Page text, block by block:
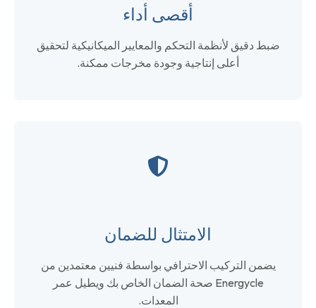
أقصى أداء
ضبط دقيق لأنظمة التحكم والمعايير الميكانيكية لتحقيق
أعلى إنتاجية وجودة مخرجات ممكنة.
الامتثال للضمان
يضمن التركيب الاحترافي بواسطة فنيين معتمدين من
Energycle صحة الضمان الخاص بك ويطيل عمر
المعدات.